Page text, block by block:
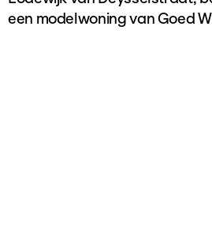
een modelwoning van Goed